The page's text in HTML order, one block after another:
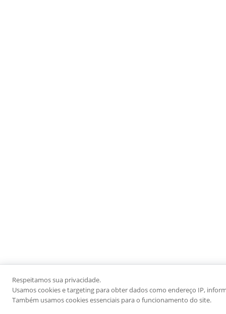
Respeitamos sua privacidade.
Usamos cookies e targeting para obter dados como endereço IP,
Também usamos cookies essenciais para o funcionamento do site.